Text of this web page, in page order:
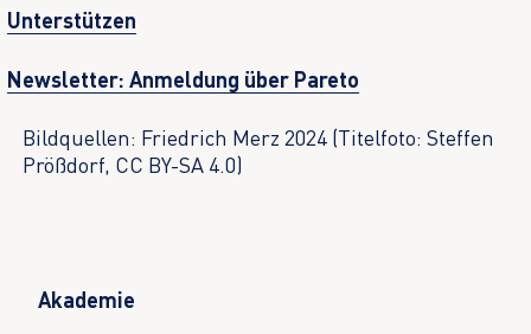
Unterstützen
Newsletter: Anmeldung über Pareto
Bildquellen: Friedrich Merz 2024 (Titelfoto: Steffen
Prößdorf, CC BY-SA 4.0)
Akademie